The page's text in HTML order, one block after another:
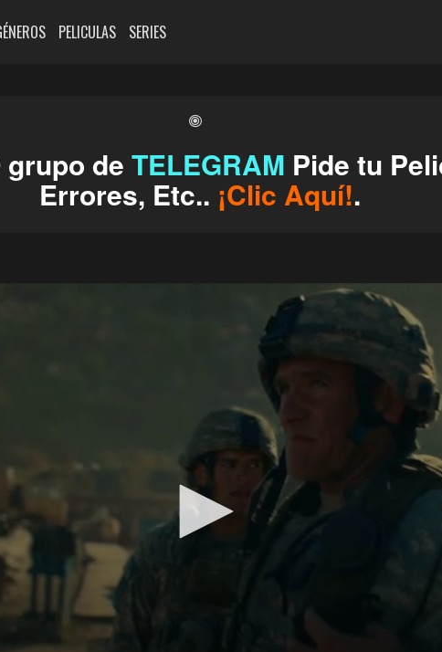
PELICULAS SERIES
grupo de TELEGRAM Pide tu
Errores, Etc.. ¡Clic Aquí!.